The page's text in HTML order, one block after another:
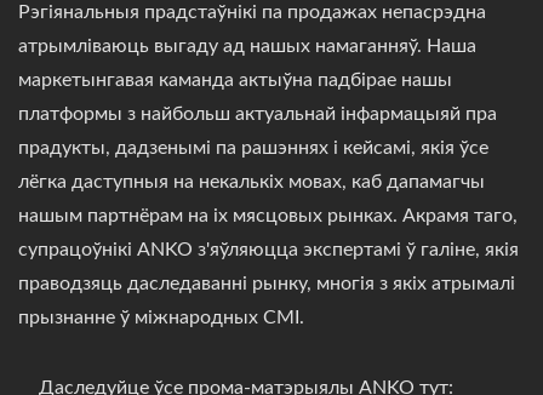
Рэгіянальныя прадстаўнікі па продажах непасрэдна
атрымліваюць выгаду ад нашых намаганняў. Наша
маркетынгавая каманда актыўна падбірае нашы
платформы з найбольш актуальнай інфармацыяй пра
прадукты, дадзенымі па рашэннях і кейсамі, якія ўсе
лёгка даступныя на некалькіх мовах, каб дапамагчы
нашым партнёрам на іх мясцовых рынках. Акрамя таго,
супрацоўнікі ANKO з'яўляюцца экспертамі ў галіне, якія
праводзяць даследаванні рынку, многія з якіх атрымалі
прызнанне ў міжнародных СМІ.
Даследуйце ўсе прома-матэрыялы ANKO тут: